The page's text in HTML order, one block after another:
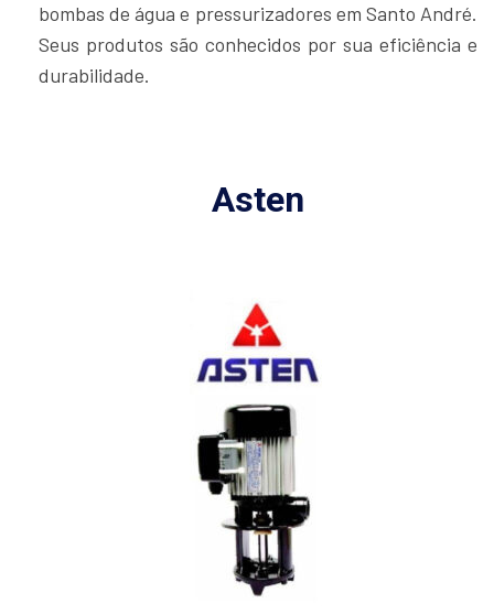
bombas de água e pressurizadores em Santo André.
Seus produtos são conhecidos por sua eficiência e
durabilidade.
Asten